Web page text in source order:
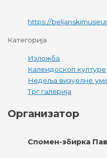
https://
Категорија
Изложба
Калеидоскоп културе
Недеља визуелне
Трг галерија
Организатор
Спомен-збирка